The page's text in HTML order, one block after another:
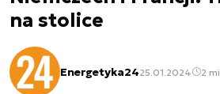
na stolice
Energetyka2425.01.2024 2